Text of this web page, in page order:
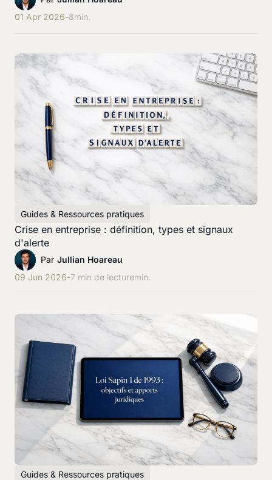
01 Apr 2026-8min.
Guides & Ressources pratiques
Crise en entreprise : définition, types et signaux
d'alerte
Par Jullian Hoareau
09 Jun 2026-7 min de lecturemin.
Guides & Ressources pratiques